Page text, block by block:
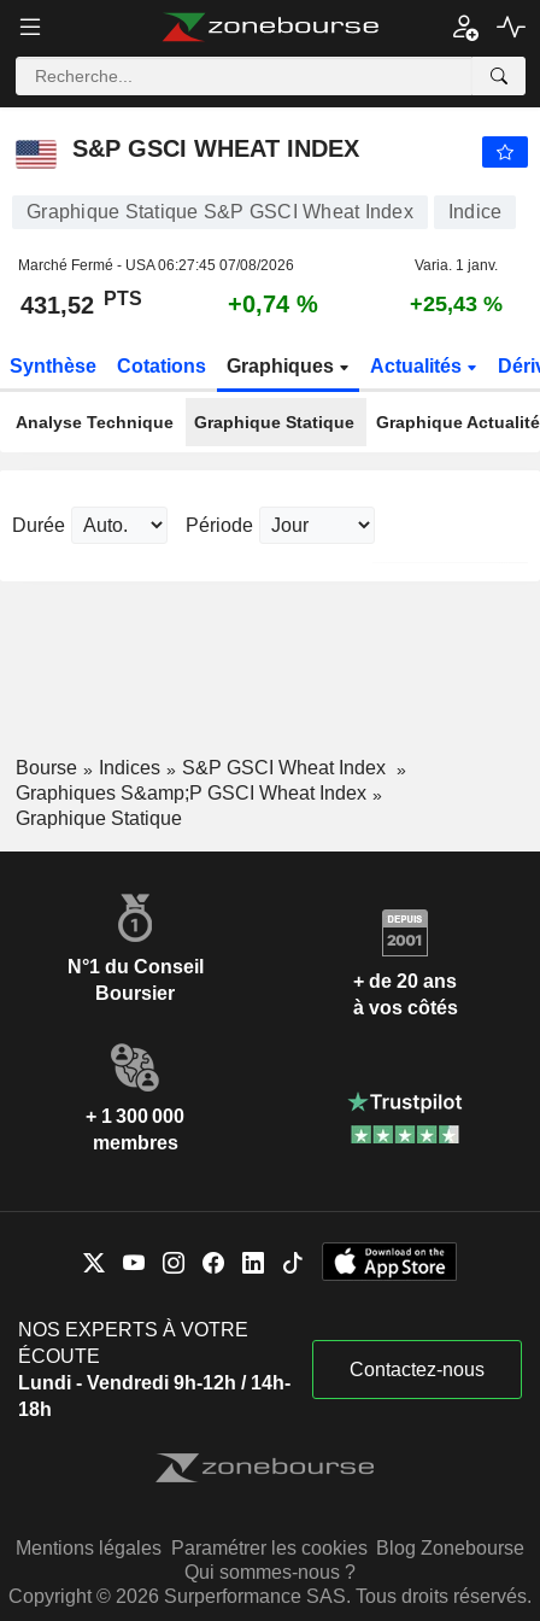
S&P GSCI WHEAT INDEX
S&P GSCI WHEAT INDEX
Graphique Statique S&P GSCI Wheat Index Indice
Marché Fermé - USA06:27:45 07/08/2026 Varia. 1 janv.
431,52 PTS +0,74 % +25,43 %
Synthèse Cotations Graphiques Actualités
Analyse Technique Graphique Statique Graphique
Durée Période
Bourse Indices
S&P GSCI Wheat Index
Graphiques S&amp;P GSCI Wheat Index
Graphique Statique
N°1 du Conseil
Boursier
+ de 20 ans
à vos côtés
+ 1 300 000
membres
NOS EXPERTS À VOTRE
ÉCOUTE
Lundi - Vendredi 9h-12h / 14h-
18h
Contactez-nous
Mentions légales Paramétrer les cookies Blog Zonebourse
Qui sommes-nous ?
Copyright © 2026 Surperformance SAS. Tous droits réservés.